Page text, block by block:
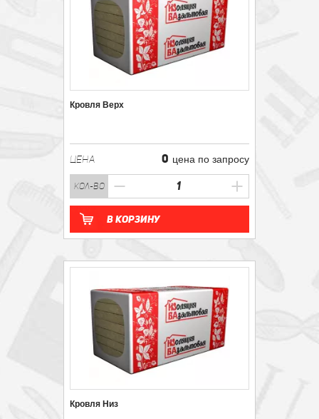
Кровля Верх
ЦЕНА 0 цена по запросу
кол-во
В корзину
Кровля Низ